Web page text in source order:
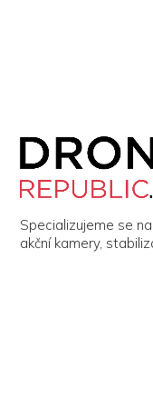
Specializujeme se
akční kamery,